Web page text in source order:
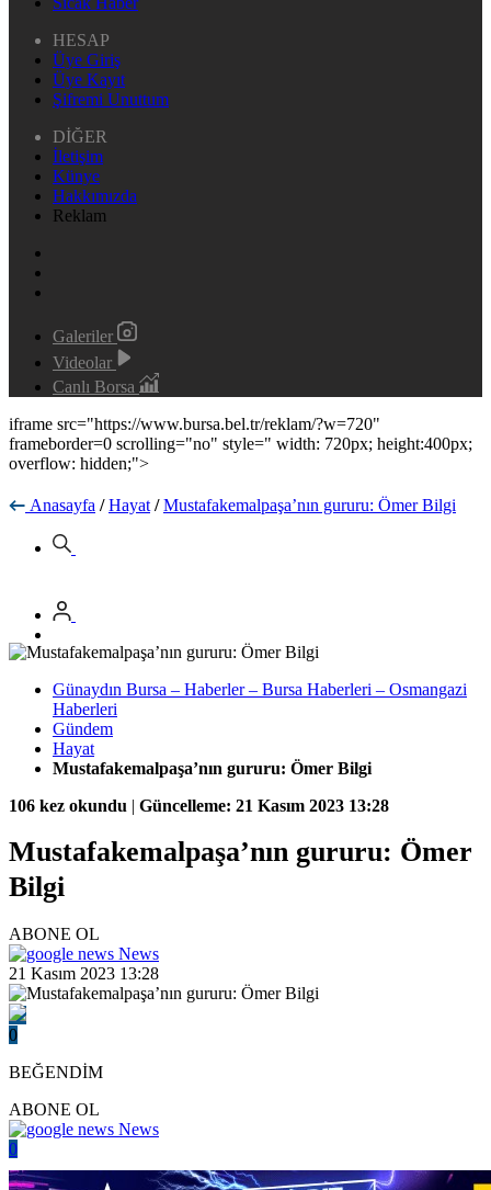
HESAP
Üye Giriş
Üye Kayıt
Şifremi Unuttum
DİĞER
İletişim
Künye
Hakkımızda
Reklam
Galeriler
Videolar
Canlı Borsa
iframe src="https://www.bursa.bel.tr/reklam/?w=720"
frameborder=0 scrolling="no" style=" width: 720px; height:400px;
overflow: hidden;">
Anasayfa / Hayat / Mustafakemalpaşa’nın gururu: Ömer Bilgi
Günaydın Bursa – Haberler – Bursa Haberleri – Osmangazi
Haberleri
Gündem
Hayat
Mustafakemalpaşa’nın gururu: Ömer Bilgi
106 kez okundu | Güncelleme: 21 Kasım 2023 13:28
Mustafakemalpaşa’nın gururu: Ömer
Bilgi
ABONE OL
News
21 Kasım 2023 13:28
0
BEĞENDİM
ABONE OL
News
0